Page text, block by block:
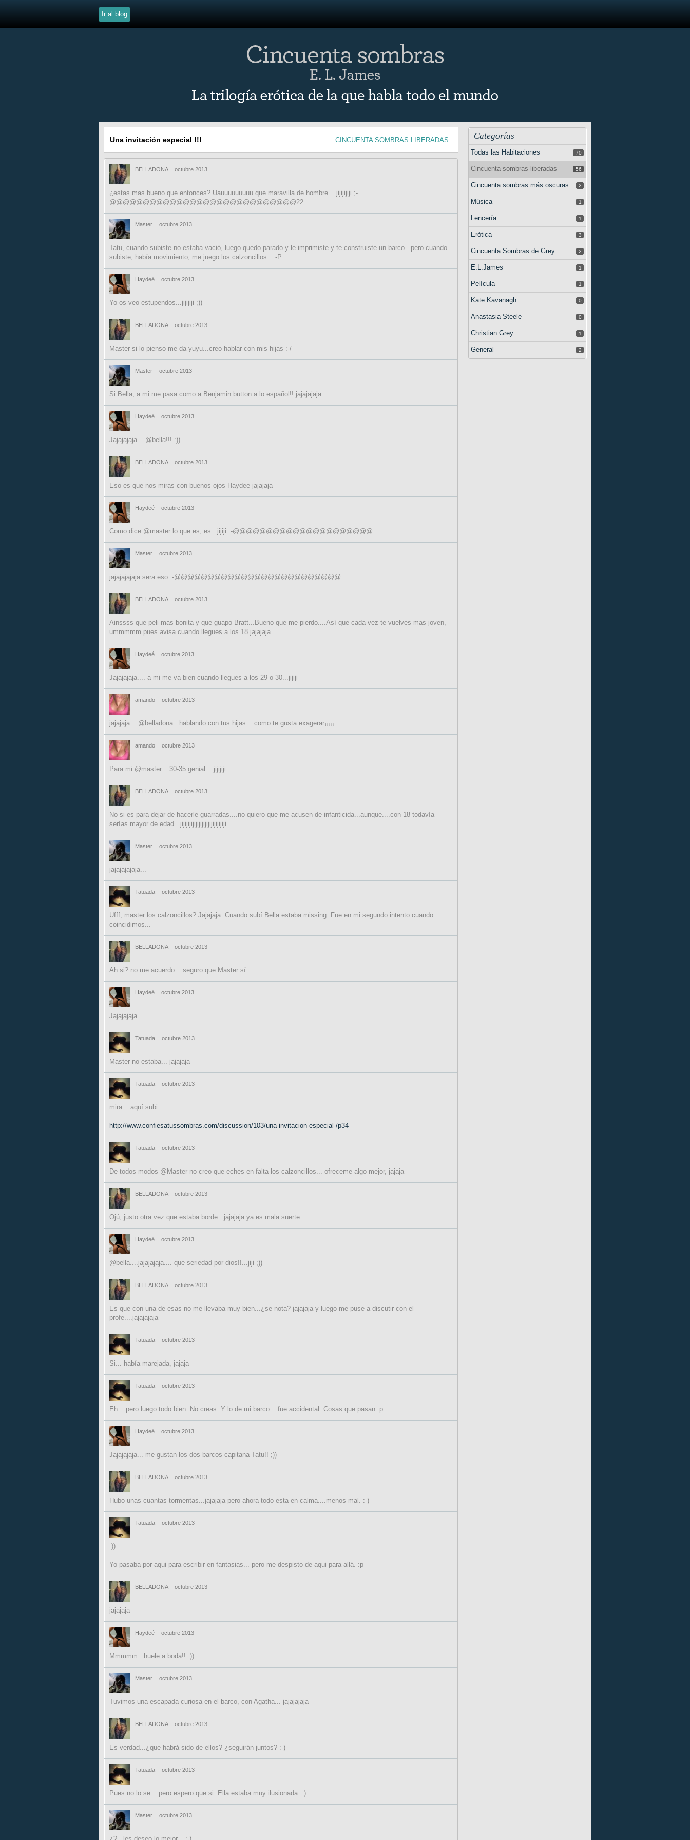
Ir al blog
CINCUENTA SOMBRAS LIBERADAS
Una invitación especial !!!
BELLADONA octubre 2013
¿estas mas bueno que entonces? Uauuuuuuuuu que maravilla de hombre....jijijijiji ;-
@@@@@@@@@@@@@@@@@@@@@@@@@@@@22
Master octubre 2013
Tatu, cuando subiste no estaba vació, luego quedo parado y le imprimiste y te construiste un barco.. pero cuando
subiste, había movimiento, me juego los calzoncillos.. :-P
Haydeé octubre 2013
Yo os veo estupendos...jijijiji ;))
BELLADONA octubre 2013
Master si lo pienso me da yuyu...creo hablar con mis hijas :-/
Master octubre 2013
Si Bella, a mi me pasa como a Benjamin button a lo español!! jajajajaja
Haydeé octubre 2013
Jajajajaja... @bella!!! :))
BELLADONA octubre 2013
Eso es que nos miras con buenos ojos Haydee jajajaja
Haydeé octubre 2013
Como dice @master lo que es, es...jijiji :-@@@@@@@@@@@@@@@@@@@@@
Master octubre 2013
jajajajajaja sera eso :-@@@@@@@@@@@@@@@@@@@@@@@@@
BELLADONA octubre 2013
Ainssss que peli mas bonita y que guapo Bratt...Bueno que me pierdo....Así que cada vez te vuelves mas joven,
ummmmm pues avisa cuando llegues a los 18 jajajaja
Haydeé octubre 2013
Jajajajaja.... a mi me va bien cuando llegues a los 29 o 30...jijiji
amando octubre 2013
jajajaja... @belladona...hablando con tus hijas... como te gusta exagerar¡¡¡¡¡...
amando octubre 2013
Para mi @master... 30-35 genial... jijijiji...
BELLADONA octubre 2013
No si es para dejar de hacerle guarradas....no quiero que me acusen de infanticida...aunque....con 18 todavía
serías mayor de edad...jijijijijijijijijijijijijijiji
Master octubre 2013
jajajajajaja...
Tatuada octubre 2013
Ufff, master los calzoncillos? Jajajaja. Cuando subí Bella estaba missing. Fue en mi segundo intento cuando
coincidimos...
BELLADONA octubre 2013
Ah si? no me acuerdo....seguro que Master sí.
Haydeé octubre 2013
Jajajajaja...
Tatuada octubre 2013
Master no estaba... jajajaja
Tatuada octubre 2013
mira... aquí subi...
http://www.confiesatussombras.com/discussion/103/una-invitacion-especial-/p34
Tatuada octubre 2013
De todos modos @Master no creo que eches en falta los calzoncillos... ofreceme algo mejor, jajaja
BELLADONA octubre 2013
Ojú, justo otra vez que estaba borde...jajajaja ya es mala suerte.
Haydeé octubre 2013
@bella....jajajajaja.... que seriedad por dios!!...jiji ;))
BELLADONA octubre 2013
Es que con una de esas no me llevaba muy bien...¿se nota? jajajaja y luego me puse a discutir con el
profe....jajajajaja
Tatuada octubre 2013
Si... había marejada, jajaja
Tatuada octubre 2013
Eh... pero luego todo bien. No creas. Y lo de mi barco... fue accidental. Cosas que pasan :p
Haydeé octubre 2013
Jajajajaja... me gustan los dos barcos capitana Tatu!! ;))
BELLADONA octubre 2013
Hubo unas cuantas tormentas...jajajaja pero ahora todo esta en calma....menos mal. :-)
Tatuada octubre 2013
:))
Yo pasaba por aqui para escribir en fantasias... pero me despisto de aqui para allá. :p
BELLADONA octubre 2013
jajajaja
Haydeé octubre 2013
Mmmmm...huele a boda!! :))
Master octubre 2013
Tuvimos una escapada curiosa en el barco, con Agatha... jajajajaja
BELLADONA octubre 2013
Es verdad...¿que habrá sido de ellos? ¿seguirán juntos? :-)
Tatuada octubre 2013
Pues no lo se... pero espero que si. Ella estaba muy ilusionada. :)
Master octubre 2013
Categorías
Todas las Habitaciones 70
Cincuenta sombras liberadas 56
Cincuenta sombras más oscuras 2
Música 1
Lencería 1
Erótica 3
Cincuenta Sombras de Grey 2
E.L.James 1
Película 1
Kate Kavanagh 0
Anastasia Steele 0
Christian Grey 1
General 2